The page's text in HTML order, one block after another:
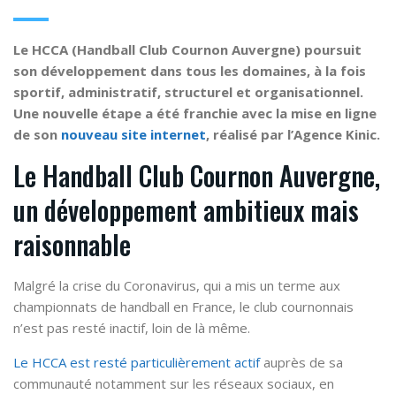
Le HCCA (Handball Club Cournon Auvergne) poursuit
son développement dans tous les domaines, à la fois
sportif, administratif, structurel et organisationnel.
Une nouvelle étape a été franchie avec la mise en ligne
de son nouveau site internet, réalisé par l’Agence Kinic.
Le Handball Club Cournon Auvergne,
un développement ambitieux mais
raisonnable
Malgré la crise du Coronavirus, qui a mis un terme aux
championnats de handball en France, le club cournonnais
n’est pas resté inactif, loin de là même.
Le HCCA est resté particulièrement actifauprès de sa
communauté notamment sur les réseaux sociaux, en